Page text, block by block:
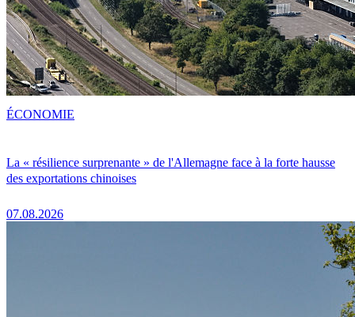
La « résilience surprenante » de l'Allemagne face à la forte hausse
des exportations chinoises
07.08.2026
ÉCONOMIE